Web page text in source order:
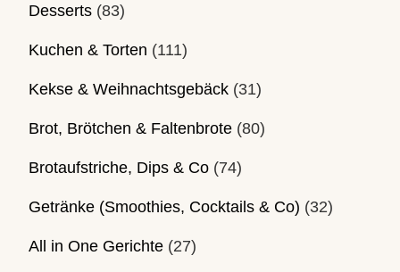
Desserts (83)
Kuchen & Torten (111)
Kekse & Weihnachtsgebäck (31)
Brot, Brötchen & Faltenbrote (80)
Brotaufstriche, Dips & Co (74)
Getränke (Smoothies, Cocktails & Co) (32)
All in One Gerichte (27)